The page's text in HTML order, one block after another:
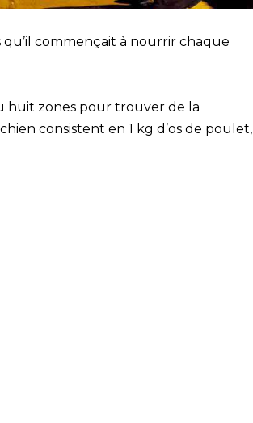
commençait à nourrir chaque
huit zones pour trouver de la
consistent en 1 kg d’os de poulet,